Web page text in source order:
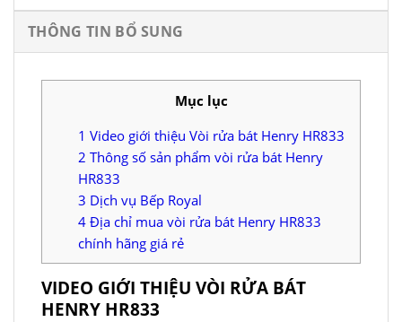
THÔNG TIN BỔ SUNG
Mục lục
1 Video giới thiệu Vòi rửa bát Henry HR833
2 Thông số sản phẩm vòi rửa bát Henry
HR833
3 Dịch vụ Bếp Royal
4 Địa chỉ mua vòi rửa bát Henry HR833
chính hãng giá rẻ
VIDEO GIỚI THIỆU VÒI RỬA BÁT
HENRY HR833